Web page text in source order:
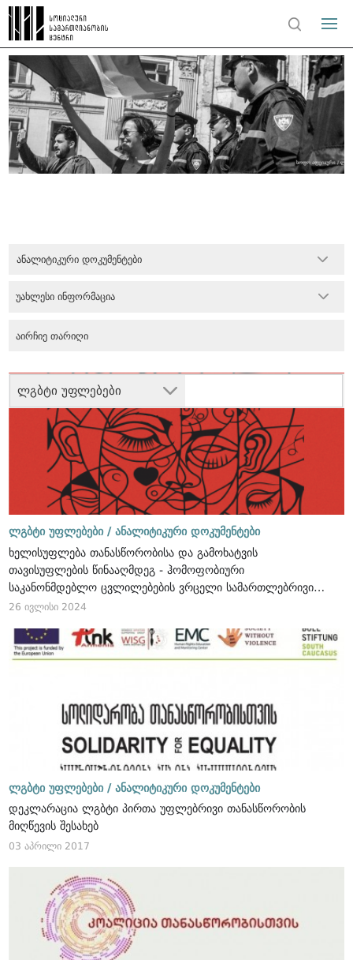
ანალიტიკური დოკუმენტები
ლგბტი უფლებები
უახლესი ინფორმაცია
ლგბტი უფლებები / ანალიტიკური დოკუმენტები
ხელისუფლება თანასწორობისა და გამოხატვის
თავისუფლების წინააღმდეგ - ჰომოფობიური
საკანონმდებლო ცვლილებების ვრცელი სამართლებრივი
ანალიზი
26 ივლისი 2024
ლგბტი უფლებები / ანალიტიკური დოკუმენტები
დეკლარაცია ლგბტი პირთა უფლებრივი თანასწორობის
მიღწევის შესახებ
03 აპრილი 2017